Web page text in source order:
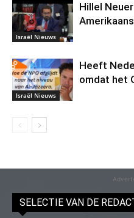
Israël Nieuws
Hillel
Israël Nieuws
Heeft
omdat het
SELECTIE VAN DE